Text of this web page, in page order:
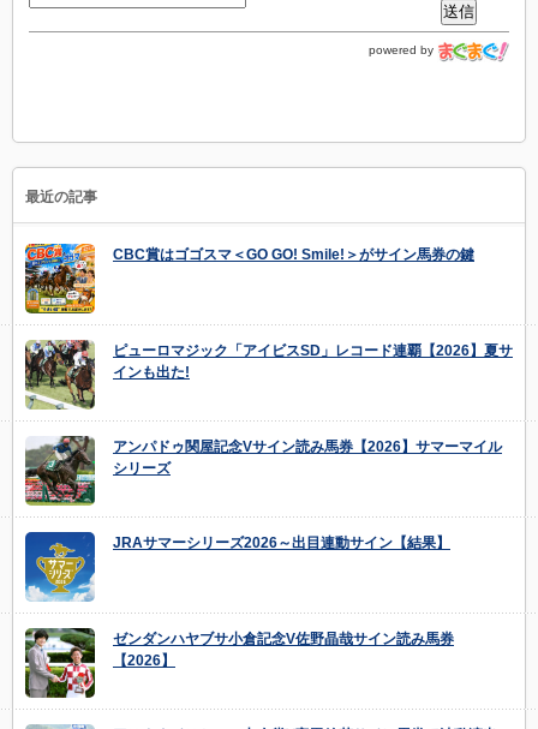
powered by
最近の記事
CBC賞はゴゴスマ＜GO GO! Smile!＞がサイン馬券の鍵
ピューロマジック「アイビスSD」レコード連覇【2026】夏サ
インも出た!
アンパドゥ関屋記念Vサイン読み馬券【2026】サマーマイル
シリーズ
JRAサマーシリーズ2026～出目連動サイン【結果】
ゼンダンハヤブサ小倉記念V佐野晶哉サイン読み馬券
【2026】